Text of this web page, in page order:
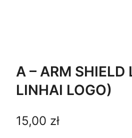
A – ARM SHIELD
LINHAI LOGO)
15,00 zł